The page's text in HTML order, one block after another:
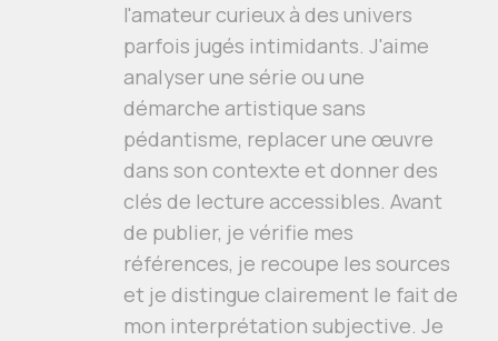
l'amateur curieux à des univers
parfois jugés intimidants. J'aime
analyser une série ou une
démarche artistique sans
pédantisme, replacer une œuvre
dans son contexte et donner des
clés de lecture accessibles. Avant
de publier, je vérifie mes
références, je recoupe les sources
et je distingue clairement le fait de
mon interprétation subjective. Je